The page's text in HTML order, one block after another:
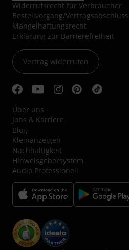
Widerrufsrecht für Verbraucher
Bestellvorgang/Vertragsabschluss
Mängelhaftungsrecht
Erklärung zur Barrierefreiheit
Vertrag widerrufen
Über uns
Jobs & Karriere
Blog
Kleinanzeigen
Nachhaltigkeit
Hinweisgebersystem
Audio Professionell